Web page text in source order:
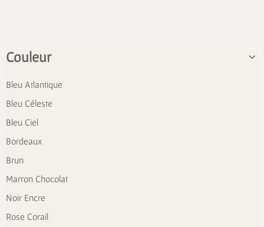
Couleur
Bleu Atlantique
Bleu Céleste
Bleu Ciel
Bordeaux
Brun
Marron Chocolat
Noir Encre
Rose Corail